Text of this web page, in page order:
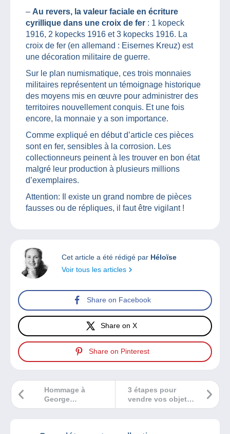
– Au revers, la valeur faciale en écriture
cyrillique dans une croix de fer : 1 kopeck
1916, 2 kopecks 1916 et 3 kopecks 1916. La
croix de fer (en allemand : Eisernes Kreuz) est
une décoration militaire de guerre.
Sur le plan numismatique, ces trois monnaies
militaires représentent un témoignage historique
des moyens mis en œuvre pour administrer des
territoires nouvellement conquis. Et une fois
encore, la monnaie y a son importance.
Comme expliqué en début d’article ces pièces
sont en fer, sensibles à la corrosion. Les
collectionneurs peinent à les trouver en bon état
malgré leur production à plusieurs millions
d’exemplaires.
Attention: Il existe un grand nombre de pièces
fausses ou de répliques, il faut être vigilant !
Cet article a été rédigé par Héloïse
Voir tous les articles
Share on Facebook
Share on X
Share on Pinterest
3 étapes pour
vendre vos objets
de collection sur
Hommage à
George
Washington